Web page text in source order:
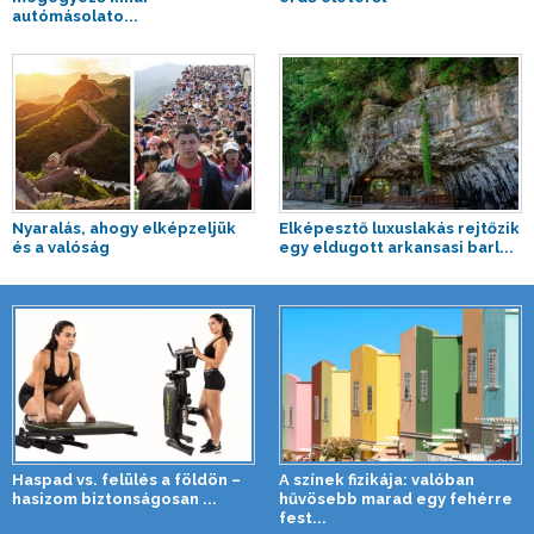
autómásolato...
Nyaralás, ahogy elképzeljük
és a valóság
Elképesztő luxuslakás rejtőzik
egy eldugott arkansasi barl...
Haspad vs. felülés a földön –
hasizom biztonságosan ...
A színek fizikája: valóban
hűvösebb marad egy fehérre
fest...